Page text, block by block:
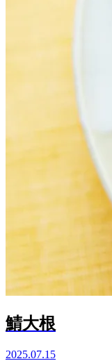
鯖大根
2025.07.15